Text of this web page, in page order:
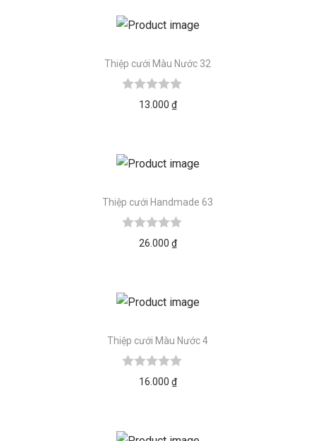
Thiệp cưới Màu Nước 32
13.000 ₫
Thiệp cưới Handmade 63
26.000 ₫
Thiệp cưới Màu Nước 4
16.000 ₫